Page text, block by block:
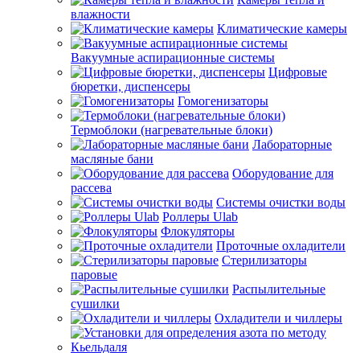
влажности
Климатические камеры
Вакуумные аспирационные системы
Цифровые
бюретки, диспенсеры
Гомогенизаторы
Термоблоки (нагревательные блоки)
Лабораторные
масляные бани
Оборудование для
рассева
Системы очистки воды
Роллеры Ulab
Флокуляторы
Проточные охладители
Стерилизаторы
паровые
Распылительные
сушилки
Охладители и чиллеры